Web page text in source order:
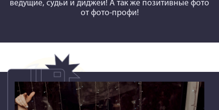
ведущие, судьи и диджеи! А так же позитивные фото
от фото-профи!